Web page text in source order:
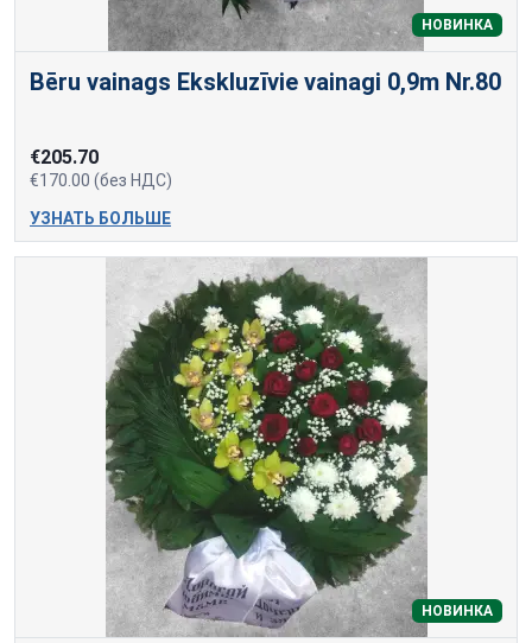
НОВИНКА
Bēru vainags Ekskluzīvie vainagi 0,9m Nr.80
€205.70
€170.00 (без НДС)
УЗНАТЬ БОЛЬШЕ
НОВИНКА